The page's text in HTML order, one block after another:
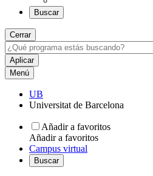
Buscar
Cerrar
Menú
UB
Universitat de Barcelona
Añadir a favoritos
Añadir a favoritos
Campus virtual
Buscar